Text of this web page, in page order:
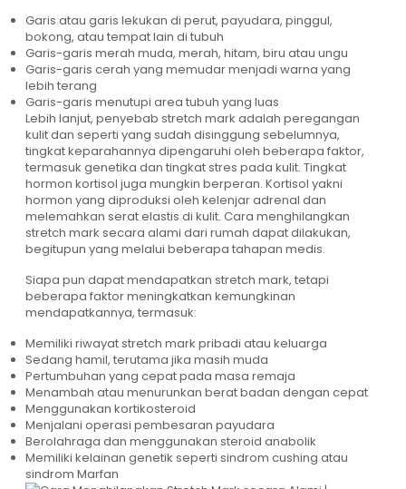
Garis atau garis lekukan di perut, payudara, pinggul,
bokong, atau tempat lain di tubuh
Garis-garis merah muda, merah, hitam, biru atau ungu
Garis-garis cerah yang memudar menjadi warna yang
lebih terang
Garis-garis menutupi area tubuh yang luas
Lebih lanjut, penyebab stretch mark adalah peregangan
kulit dan seperti yang sudah disinggung sebelumnya,
tingkat keparahannya dipengaruhi oleh beberapa faktor,
termasuk genetika dan tingkat stres pada kulit. Tingkat
hormon kortisol juga mungkin berperan. Kortisol yakni
hormon yang diproduksi oleh kelenjar adrenal dan
melemahkan serat elastis di kulit. Cara menghilangkan
stretch mark secara alami dari rumah dapat dilakukan,
begitupun yang melalui beberapa tahapan medis.
Siapa pun dapat mendapatkan stretch mark, tetapi
beberapa faktor meningkatkan kemungkinan
mendapatkannya, termasuk:
Memiliki riwayat stretch mark pribadi atau keluarga
Sedang hamil, terutama jika masih muda
Pertumbuhan yang cepat pada masa remaja
Menambah atau menurunkan berat badan dengan cepat
Menggunakan kortikosteroid
Menjalani operasi pembesaran payudara
Berolahraga dan menggunakan steroid anabolik
Memiliki kelainan genetik seperti sindrom cushing atau
sindrom Marfan